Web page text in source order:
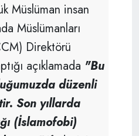
Müslüman insan
Müslümanları
Direktörü
açıklamada "Bu
düzenli
Son yıllarda
(İslamofobi)